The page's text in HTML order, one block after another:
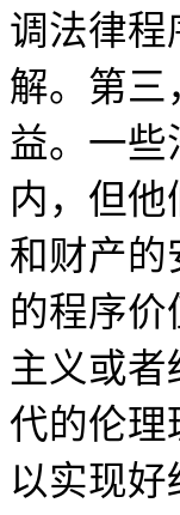
调法律程
解。第三
益。一
内，但
和财产的
的程序
主义或
代的伦理
以实现